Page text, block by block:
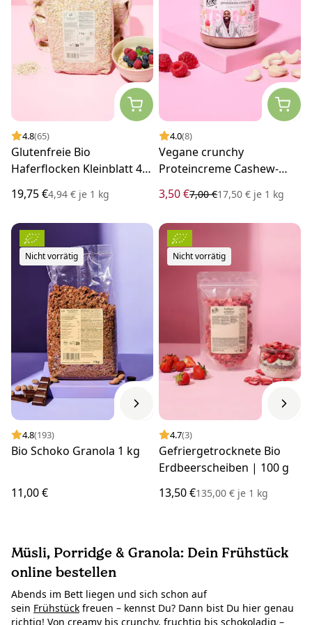
4.8(65)
Glutenfreie Bio
Haferflocken Kleinblatt 4 x
1 kg
19,75 €4,94 € je 1 kg
4.0(8)
Vegane crunchy
Proteincreme Cashew-
Himbeere 200 g
3,50 €7,00 €17,50 € je 1 kg
Nicht vorrätig
4.8(193)
Bio Schoko Granola 1 kg
11,00 €
Nicht vorrätig
4.7(3)
Gefriergetrocknete Bio
Erdbeerscheiben | 100 g
13,50 €135,00 € je 1 kg
Müsli, Porridge & Granola: Dein Frühstück
online bestellen
Abends im Bett liegen und sich schon auf
sein Frühstück freuen – kennst Du? Dann bist Du hier genau
richtig! Von creamy bis crunchy, fruchtig bis schokoladig –